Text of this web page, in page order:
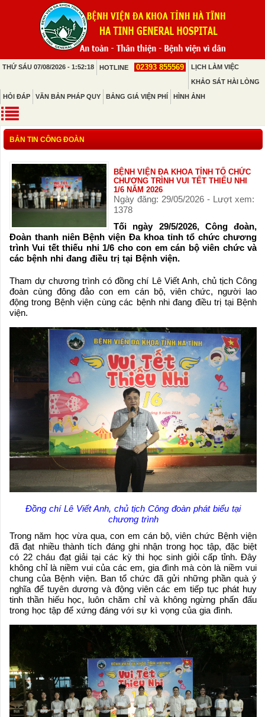
THỨ SÁU 07/08/2026 - 1:52:18 HOTLINE 02393 855569 LỊCH LÀM VIỆC
KHẢO SÁT HÀI LÒNG
HỎI ĐÁP VĂN BẢN PHÁP QUY BẢNG GIÁ VIỆN PHÍ HÌNH ẢNH
BẢN TIN CÔNG ĐOÀN
BỆNH VIỆN ĐA KHOA TỈNH TỔ CHỨC
CHƯƠNG TRÌNH VUI TẾT THIẾU NHI
1/6 NĂM 2026
Ngày đăng: 29/05/2026 - Lượt xem:
1378
Tối ngày 29/5/2026, Công đoàn,
Đoàn thanh niên Bệnh viện Đa khoa tỉnh tổ chức chương
trình Vui tết thiếu nhi 1/6 cho con em cán bộ viên chức và
các bệnh nhi đang điều trị tại Bệnh viện.
Tham dự chương trình có đồng chí Lê Viết Anh, chủ tịch Công
đoàn cùng đông đảo con em cán bộ, viên chức, người lao
động trong Bệnh viện cùng các bệnh nhi đang điều trị tại Bệnh
viện.
Đồng chí Lê Viết Anh, chủ tịch Công đoàn phát biểu tại
chương trình
Trong năm học vừa qua, con em cán bộ, viên chức Bệnh viện
đã đạt nhiều thành tích đáng ghi nhận trong học tập, đặc biệt
có 22 cháu đạt giải tại các kỳ thi học sinh giỏi cấp tỉnh. Đây
không chỉ là niềm vui của các em, gia đình mà còn là niềm vui
chung của Bệnh viện. Ban tổ chức đã gửi những phần quà ý
nghĩa để tuyên dương và động viên các em tiếp tục phát huy
tinh thần hiếu học, luôn chăm chỉ và không ngừng phấn đấu
trong học tập để xứng đáng với sự kì vọng của gia đình.